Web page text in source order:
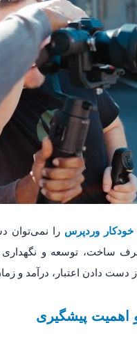
خودکار وردپرس را نمی‌توان
ساخت، توسعه و نگهداری
دست دادن اعتبار، درآمد و
اهمیت پیشگیری